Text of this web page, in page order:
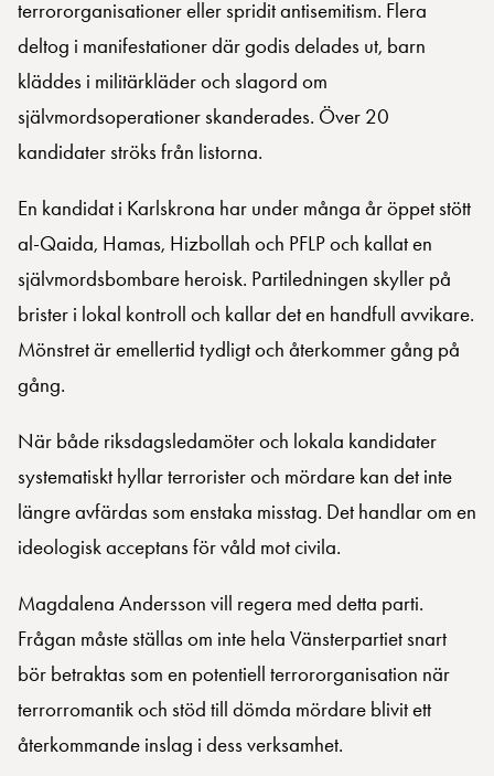
terrororganisationer eller spridit antisemitism. Flera
deltog i manifestationer där godis delades ut, barn
kläddes i militärkläder och slagord om
självmordsoperationer skanderades. Över 20
kandidater ströks från listorna.
En kandidat i Karlskrona har under många år öppet stött
al-Qaida, Hamas, Hizbollah och PFLP och kallat en
självmordsbombare heroisk. Partiledningen skyller på
brister i lokal kontroll och kallar det en handfull avvikare.
Mönstret är emellertid tydligt och återkommer gång på
gång.
När både riksdagsledamöter och lokala kandidater
systematiskt hyllar terrorister och mördare kan det inte
längre avfärdas som enstaka misstag. Det handlar om en
ideologisk acceptans för våld mot civila.
Magdalena Andersson vill regera med detta parti.
Frågan måste ställas om inte hela Vänsterpartiet snart
bör betraktas som en potentiell terrororganisation när
terrorromantik och stöd till dömda mördare blivit ett
återkommande inslag i dess verksamhet.